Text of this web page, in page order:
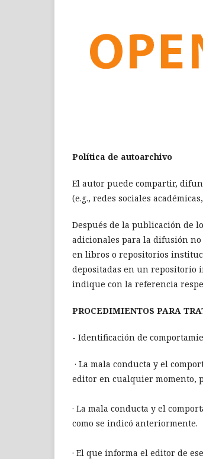
Política de autoarchivo
El autor puede compartir,
(e.g., redes sociales
Después de la publicación de
adicionales para la difusión
en libros o repositorios
depositadas en un repositorio
indique con la referencia
PROCEDIMIENTOS PARA
- Identificación de
· La mala conducta y el
editor en cualquier momento,
· La mala conducta y el
como se indicó anteriormente.
· El que informa el editor de